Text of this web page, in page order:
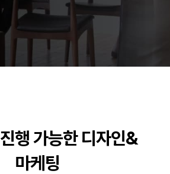
진, 광고디자인 - (주)화요
진, 광고디자인 - (주)광주요
이트 - (주)세스코
품디자인 - 삼성전자㈜
영상, CI - 카피어랜드㈜
지, 디자인 - 고려은단
상 - (주)듀오백
영상 - ㈜고피자
행 가능한 디자인&
마케팅